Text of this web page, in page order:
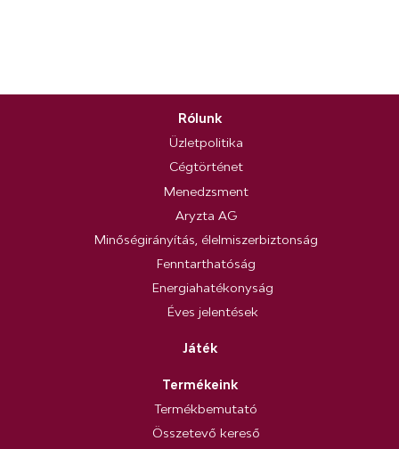
Rólunk
Üzletpolitika
Cégtörténet
Menedzsment
Aryzta AG
Minőségirányítás, élelmiszerbiztonság
Fenntarthatóság
Energiahatékonyság
Éves jelentések
Játék
Termékeink
Termékbemutató
Összetevő kereső